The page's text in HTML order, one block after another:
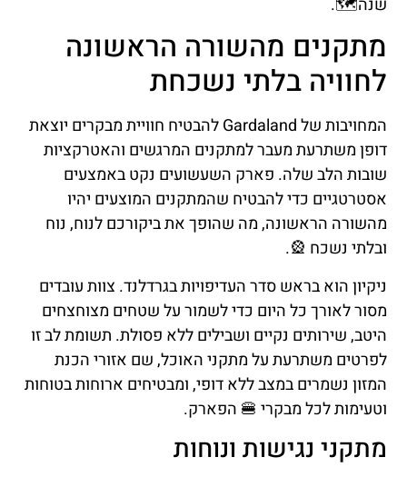
מתקנים מהשורה הראשונה
לחוויה בלתי נשכחת
המחויבות של Gardaland להבטיח חוויית מבקרים יוצאת
דופן משתרעת מעבר למתקנים המרגשים והאטרקציות
שובות הלב שלה. פארק השעשועים נקט באמצעים
אסטרטגיים כדי להבטיח שהמתקנים המוצעים יהיו
מהשורה הראשונה, מה שהופך את ביקורכם לנוח, נוח
ובלתי נשכח 🎡.
ניקיון הוא בראש סדר העדיפויות בגרדלנד. צוות עובדים
מסור לאורך כל היום כדי לשמור על שטחים מצוחצחים
היטב, שירותים נקיים ושבילים ללא פסולת. תשומת לב זו
לפרטים משתרעת על מתקני האוכל, שם אזורי הכנת
המזון נשמרים במצב ללא דופי, ומבטיחים ארוחות בטוחות
וטעימות לכל מבקרי 🍔 הפארק.
מתקני נגישות ונוחות